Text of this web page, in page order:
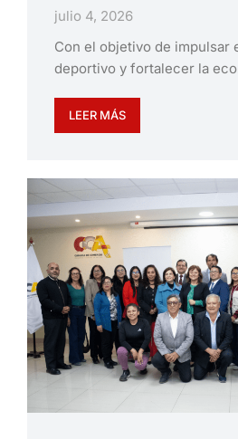
julio 4, 2026
Con el objetivo de impulsar
deportivo y fortalecer la
LEER MÁS